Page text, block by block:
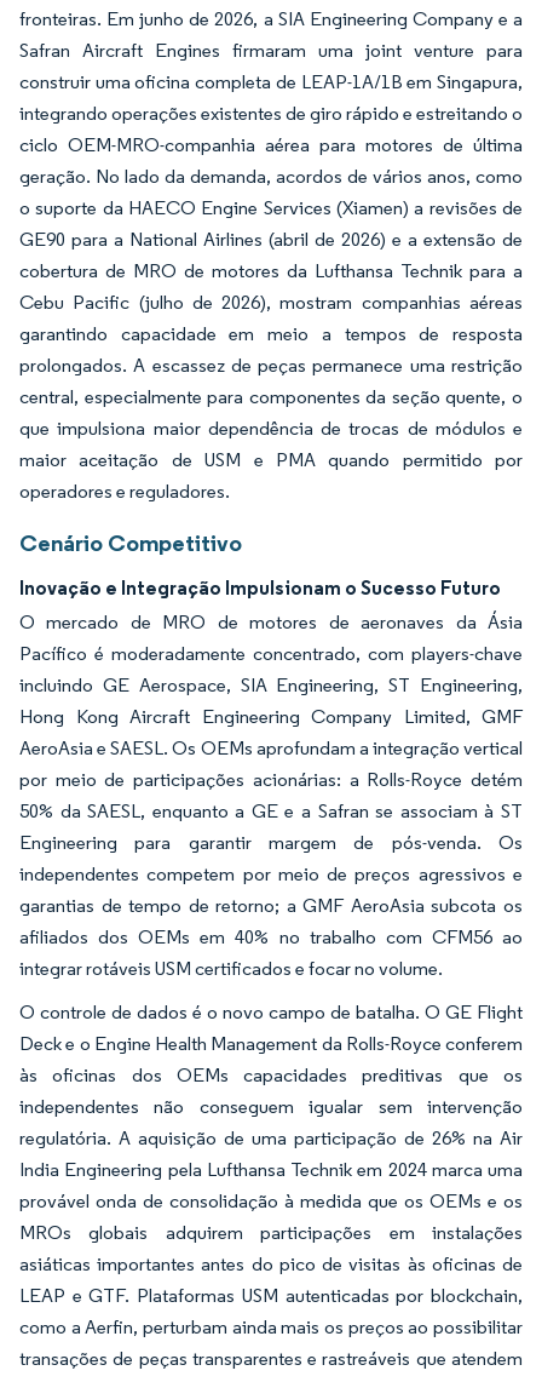
fronteiras. Em junho de 2026, a SIA Engineering Company e a
Safran Aircraft Engines firmaram uma joint venture para
construir uma oficina completa de LEAP-1A/1B em Singapura,
integrando operações existentes de giro rápido e estreitando o
ciclo OEM-MRO-companhia aérea para motores de última
geração. No lado da demanda, acordos de vários anos, como
o suporte da HAECO Engine Services (Xiamen) a revisões de
GE90 para a National Airlines (abril de 2026) e a extensão de
cobertura de MRO de motores da Lufthansa Technik para a
Cebu Pacific (julho de 2026), mostram companhias aéreas
garantindo capacidade em meio a tempos de resposta
prolongados. A escassez de peças permanece uma restrição
central, especialmente para componentes da seção quente, o
que impulsiona maior dependência de trocas de módulos e
maior aceitação de USM e PMA quando permitido por
operadores e reguladores.
Cenário Competitivo
Inovação e Integração Impulsionam o Sucesso Futuro
O mercado de MRO de motores de aeronaves da Ásia
Pacífico é moderadamente concentrado, com players-chave
incluindo GE Aerospace, SIA Engineering, ST Engineering,
Hong Kong Aircraft Engineering Company Limited, GMF
AeroAsia e SAESL. Os OEMs aprofundam a integração vertical
por meio de participações acionárias: a Rolls-Royce detém
50% da SAESL, enquanto a GE e a Safran se associam à ST
Engineering para garantir margem de pós-venda. Os
independentes competem por meio de preços agressivos e
garantias de tempo de retorno; a GMF AeroAsia subcota os
afiliados dos OEMs em 40% no trabalho com CFM56 ao
integrar rotáveis USM certificados e focar no volume.
O controle de dados é o novo campo de batalha. O GE Flight
Deck e o Engine Health Management da Rolls-Royce conferem
às oficinas dos OEMs capacidades preditivas que os
independentes não conseguem igualar sem intervenção
regulatória. A aquisição de uma participação de 26% na Air
India Engineering pela Lufthansa Technik em 2024 marca uma
provável onda de consolidação à medida que os OEMs e os
MROs globais adquirem participações em instalações
asiáticas importantes antes do pico de visitas às oficinas de
LEAP e GTF. Plataformas USM autenticadas por blockchain,
como a Aerfin, perturbam ainda mais os preços ao possibilitar
transações de peças transparentes e rastreáveis que atendem